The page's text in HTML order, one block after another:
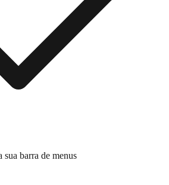
sua barra de menus